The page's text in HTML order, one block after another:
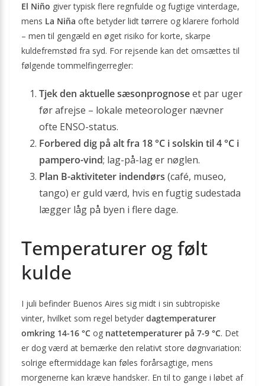
El Niño giver typisk flere regnfulde og fugtige vinterdage,
mens La Niña ofte betyder lidt tørrere og klarere forhold
– men til gengæld en øget risiko for korte, skarpe
kuldefremstød fra syd. For rejsende kan det omsættes til
følgende tommelfingerregler:
Tjek den aktuelle sæsonprognoseet par uger
før afrejse – lokale meteorologer nævner
ofte ENSO-status.
Forbered dig på alt fra 18 °C i solskin til 4 °C i
pampero-vind; lag-på-lag er nøglen.
Plan B-aktiviteter indendørs (café, museo,
tango) er guld værd, hvis en fugtig sudestada
lægger låg på byen i flere dage.
Temperaturer og følt
kulde
I juli befinder Buenos Aires sig midt i sin subtropiske
vinter, hvilket som regel betyder dagtemperaturer
omkring 14-16 °C og nattetemperaturer på 7-9 °C. Det
er dog værd at bemærke den relativt store døgnvariation:
solrige eftermiddage kan føles forårsagtige, mens
morgenerne kan kræve handsker. En til to gange i løbet af